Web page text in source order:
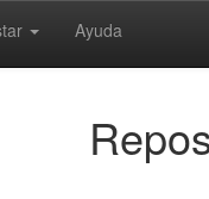
Ayuda